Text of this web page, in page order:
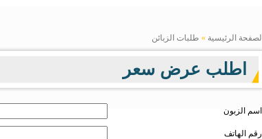
الصفحة الرئيسية » طلبات الزبائن
اطلب عرض سعر
اسم الزبون
رقم الهاتف